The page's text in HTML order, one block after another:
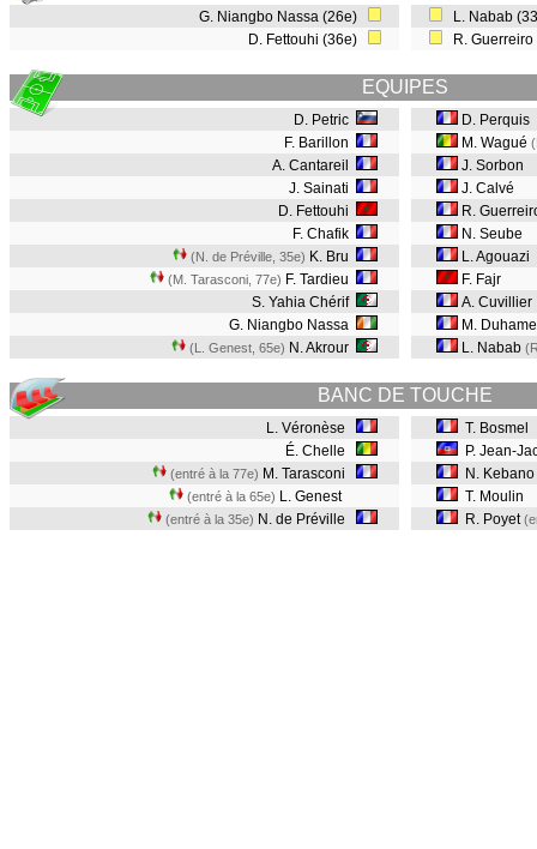
G. Niangbo Nassa (26e)
D. Fettouhi (36e)
L. Nabab
R.
EQUIPES
D. Petric
F. Barillon
A. Cantareil
J. Sainati
D. Fettouhi
F. Chafik
(N. de Préville, 35e) K. Bru
(M. Tarasconi, 77e) F. Tardieu
S. Yahia Chérif
G. Niangbo Nassa
(L. Genest, 65e) N. Akrour
D. Perquis
M. Wagué
J. Sorbon
J. Calvé
R.
N. Seube
L. Agouazi
F. Fajr
A. Cuvillier
M.
L. Nabab
BANC DE TOUCHE
L. Véronèse
É. Chelle
(entré à la 77e) M. Tarasconi
(entré à la 65e) L. Genest
(entré à la 35e) N. de Préville
T. Bosmel
P. Jean-
N. Kebano
T. Moulin
R. Poyet